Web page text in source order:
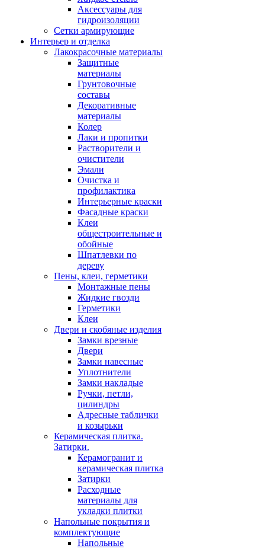
Аксессуары для
гидроизоляции
Сетки армирующие
Интерьер и отделка
Лакокрасочные материалы
Защитные
материалы
Грунтовочные
составы
Декоративные
материалы
Колер
Лаки и пропитки
Растворители и
очистители
Эмали
Очистка и
профилактика
Интерьерные краски
Фасадные краски
Клеи
общестроительные и
обойные
Шпатлевки по
дереву
Пены, клеи, герметики
Монтажные пены
Жидкие гвозди
Герметики
Клеи
Двери и скобяные изделия
Замки врезные
Двери
Замки навесные
Уплотнители
Замки накладые
Ручки, петли,
цилиндры
Адресные таблички
и козырьки
Керамическая плитка.
Затирки.
Керамогранит и
керамическая плитка
Затирки
Расходные
материалы для
укладки плитки
Напольные покрытия и
комплектующие
Напольные